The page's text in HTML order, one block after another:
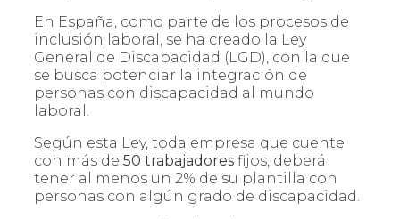
En España, como parte de los procesos de
inclusión laboral, se ha creado la Ley
General de Discapacidad (LGD), con la que
se busca potenciar la integración de
personas con discapacidad al mundo
laboral.
Según esta Ley, toda empresa que cuente
con más de 50 trabajadores fijos, deberá
tener al menos un 2% de su plantilla con
personas con algún grado de discapacidad.